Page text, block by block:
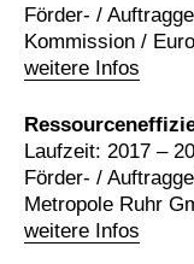
weitere Infos
Förder- /
Kommission /
weitere Infos
Laufzeit: 2017 –
Förder- /
Metropole Ruhr